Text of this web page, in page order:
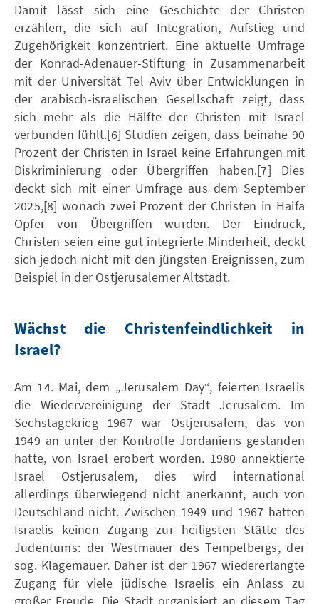
Damit lässt sich eine Geschichte der Christen
erzählen, die sich auf Integration, Aufstieg und
Zugehörigkeit konzentriert. Eine aktuelle Umfrage
der Konrad-Adenauer-Stiftung in Zusammenarbeit
mit der Universität Tel Aviv über Entwicklungen in
der arabisch-israelischen Gesellschaft zeigt, dass
sich mehr als die Hälfte der Christen mit Israel
verbunden fühlt.[6] Studien zeigen, dass beinahe 90
Prozent der Christen in Israel keine Erfahrungen mit
Diskriminierung oder Übergriffen haben.[7] Dies
deckt sich mit einer Umfrage aus dem September
2025,[8] wonach zwei Prozent der Christen in Haifa
Opfer von Übergriffen wurden. Der Eindruck,
Christen seien eine gut integrierte Minderheit, deckt
sich jedoch nicht mit den jüngsten Ereignissen, zum
Beispiel in der Ostjerusalemer Altstadt.
Wächst die Christenfeindlichkeit in
Israel?
Am 14. Mai, dem „Jerusalem Day“, feierten Israelis
die Wiedervereinigung der Stadt Jerusalem. Im
Sechstagekrieg 1967 war Ostjerusalem, das von
1949 an unter der Kontrolle Jordaniens gestanden
hatte, von Israel erobert worden. 1980 annektierte
Israel Ostjerusalem, dies wird international
allerdings überwiegend nicht anerkannt, auch von
Deutschland nicht. Zwischen 1949 und 1967 hatten
Israelis keinen Zugang zur heiligsten Stätte des
Judentums: der Westmauer des Tempelbergs, der
sog. Klagemauer. Daher ist der 1967 wiedererlangte
Zugang für viele jüdische Israelis ein Anlass zu
großer Freude. Die Stadt organisiert an diesem Tag